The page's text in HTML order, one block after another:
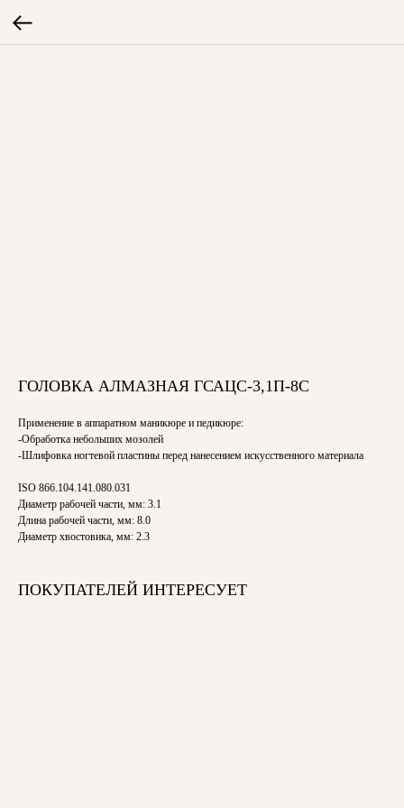
ГОЛОВКА АЛМАЗНАЯ ГСАЦС-3,1П-8С
Применение в аппаратном маникюре и педикюре:
-Обработка небольших мозолей
-Шлифовка ногтевой пластины перед нанесением искусственного материала
ISO 866.104.141.080.031
Диаметр рабочей части, мм: 3.1
Длина рабочей части, мм: 8.0
Диаметр хвостовика, мм: 2.3
ПОКУПАТЕЛЕЙ ИНТЕРЕСУЕТ